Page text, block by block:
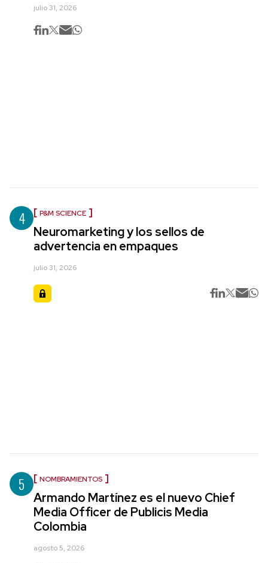
julio 31, 2026
4 P&M SCIENCE
Neuromarketing y los sellos de
advertencia en empaques
julio 31, 2026
5 NOMBRAMIENTOS
Armando Martínez es el nuevo Chief
Media Officer de Publicis Media
Colombia
agosto 5, 2026